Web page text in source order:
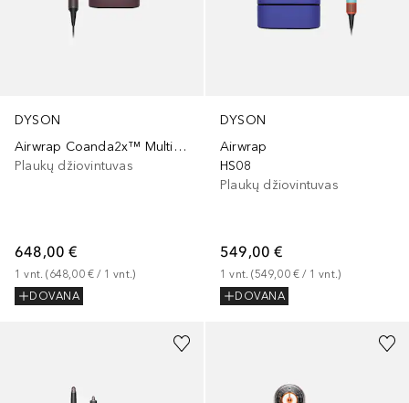
DYSON
Airwrap Coanda2x™ Multi-Styler and Dryer
Plaukų džiovintuvas
648,00 €
1 vnt. (648,00 € / 1 vnt.)
DOVANA
DYSON
Airwrap
HS08
Plaukų džiovintuvas
549,00 €
1 vnt. (549,00 € / 1 vnt.)
DOVANA